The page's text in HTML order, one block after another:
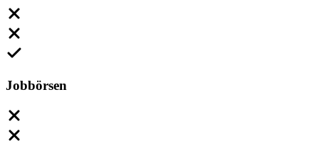
Jobbörsen